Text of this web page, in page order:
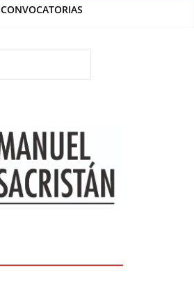
CONVOCATORIAS